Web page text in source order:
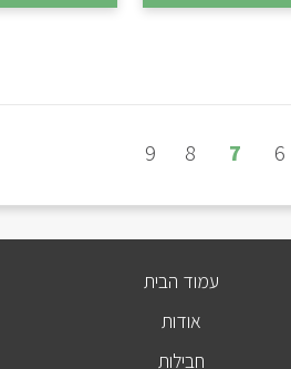
6
7
8
9
עמוד הבית
אודות
חבילות